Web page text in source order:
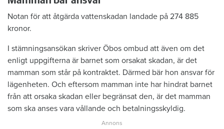
Notan för att åtgärda vattenskadan landade på 274 885
kronor.
I stämningsansökan skriver Öbos ombud att även om det
enligt uppgifterna är barnet som orsakat skadan, är det
mamman som står på kontraktet. Därmed bär hon ansvar för
lägenheten. Och eftersom mamman inte har hindrat barnet
från att orsaka skadan eller begränsat den, är det mamman
som ska anses vara vållande och betalningsskyldig.